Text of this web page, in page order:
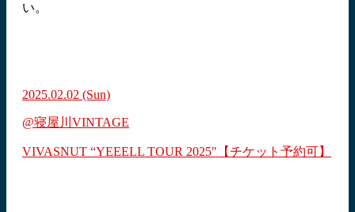
い。
2025.02.02 (Sun)
@寝屋川VINTAGE
VIVASNUT “YEEELL TOUR 2025″【チケット予約可】